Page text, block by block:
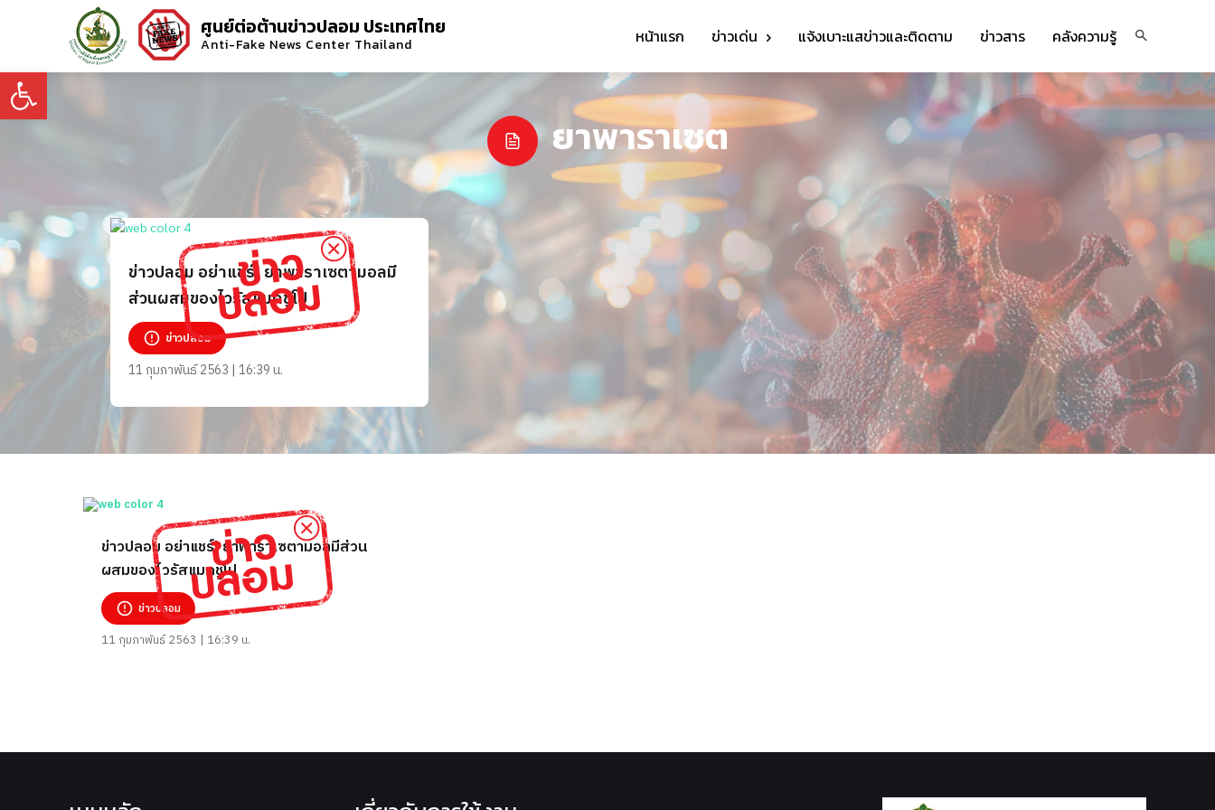
Open toolbar
ศูนย์ต่อต้านข่าวปลอม ประเทศไทย
Anti-Fake News Center Thailand หน้าแรก ข่าวเด่น แจ้งเบาะแสข่าวและติดตาม ข่าวสาร คลังความรู้
ยาพาราเซต
ข่าวปลอม อย่าแชร์! ยาพาราเซตามอลมี
ส่วนผสมของไวรัสแมคชูโป
ข่าวปลอม
11 กุมภาพันธ์ 2563 | 16:39 น.
ข่าวปลอม อย่าแชร์! ยาพาราเซตามอลมีส่วน
ผสมของไวรัสแมคชูโป
ข่าวปลอม
11 กุมภาพันธ์ 2563 | 16:39 น.